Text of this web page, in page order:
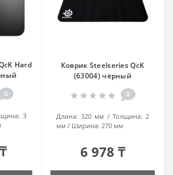
Hard
0
3
Коврик Steelseries QcK
(63004) чёрный
0
Длина: 320 мм Толщина: 2
мм
Ширина: 270 мм
6 978 ₸